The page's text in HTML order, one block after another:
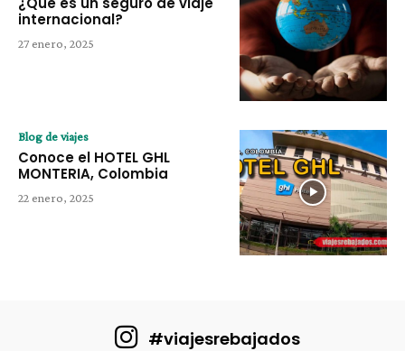
internacional?
27 enero, 2025
Blog de viajes
Conoce el HOTEL GHL
MONTERIA, Colombia
22 enero, 2025
#viajesrebajados